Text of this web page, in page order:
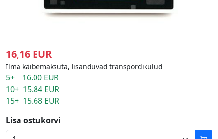
16,16 EUR
Ilma käibemaksuta, lisanduvad transpordikulud
5+ 16.00 EUR
10+ 15.84 EUR
15+ 15.68 EUR
Lisa ostukorvi